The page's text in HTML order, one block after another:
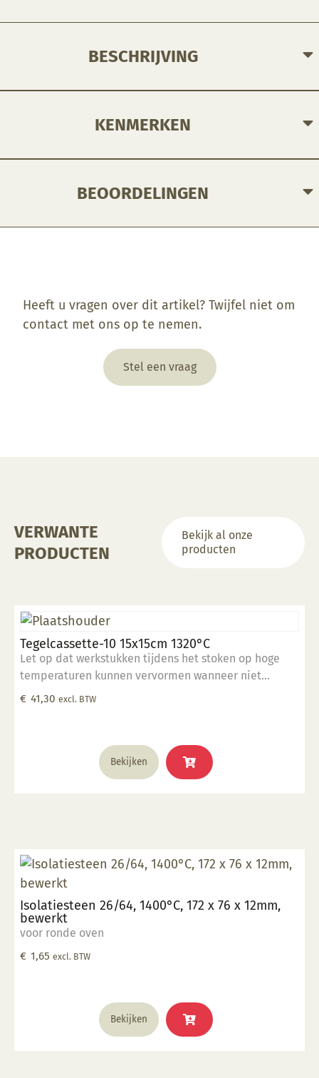
1250°C
BESCHRIJVING
KENMERKEN
BEOORDELINGEN
Heeft u vragen over dit artikel? Twijfel niet om
contact met ons op te nemen.
Stel een vraag
VERWANTE
PRODUCTEN
Bekijk al onze
producten
Tegelcassette-10 15x15cm 1320°C
Let op dat werkstukken tijdens het stoken op hoge
temperaturen kunnen vervormen wanneer niet
volledig ondersteund.
€ 41,30 excl. BTW
Bekijken
Isolatiesteen 26/64, 1400°C, 172 x 76 x 12mm,
bewerkt
voor ronde oven
€ 1,65 excl. BTW
Bekijken